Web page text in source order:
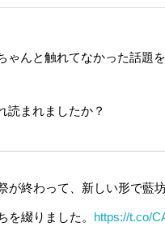
ゃんと触れてなかった話題を
読まれましたか？
が終わって、新しい形で藍
を綴りました。 https://t.co/